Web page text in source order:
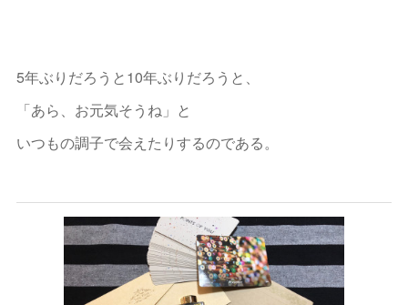
5年ぶりだろうと10年ぶりだろうと、
「あら、お元気そうね」と
いつもの調子で会えたりするのである。